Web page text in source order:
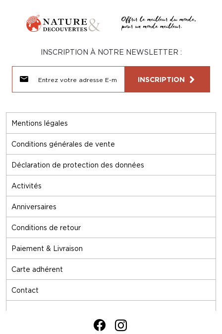
Mentions légales
Conditions générales de vente
Déclaration de protection des données
Activités
Anniversaires
Conditions de retour
Paiement & Livraison
Carte adhérent
Contact
INSCRIPTION À NOTRE NEWSLETTER :
INSCRIPTION